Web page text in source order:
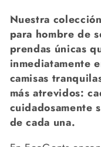
e
c
c
i
ó
n
Nuestra
para hombre de
prendas únicas
inmediatamente
camisas
más atrevidos:
cuidadosamente
de cada una.